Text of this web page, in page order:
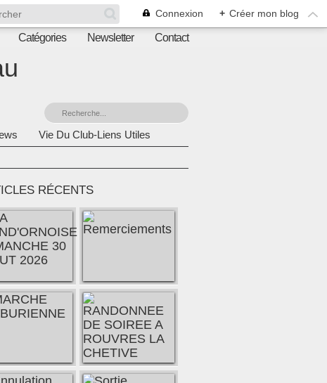
Connexion + Créer mon blog
Catégories Newsletter Contact
Vie Du Club-Liens Utiles
RÉCENTS